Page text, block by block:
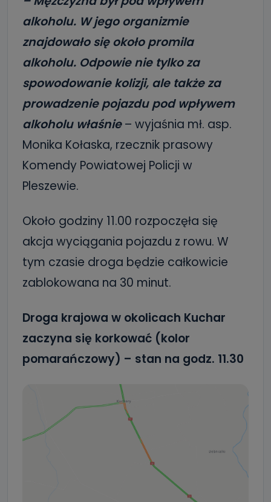
alkoholu. W jego organizmie
znajdowało się około promila
alkoholu. Odpowie nie tylko za
spowodowanie kolizji, ale także za
prowadzenie pojazdu pod wpływem
alkoholu właśnie– wyjaśnia mł. asp.
Monika Kołaska, rzecznik prasowy
Komendy Powiatowej Policji w
Pleszewie.
Około godziny 11.00 rozpoczęła się
akcja wyciągania pojazdu z rowu. W
tym czasie droga będzie całkowicie
zablokowana na 30 minut.
Droga krajowa w okolicach Kuchar
zaczyna się korkować (kolor
pomarańczowy) – stan na godz. 11.30